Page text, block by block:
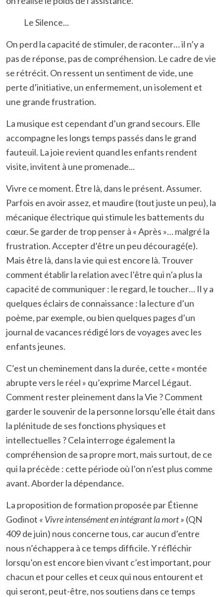
Le Silence...
On perd la capacité de stimuler, de raconter… il n’y a
pas de réponse, pas de compréhension. Le cadre de vie
se rétrécit. On ressent un sentiment de vide, une
perte d’initiative, un enfermement, un isolement et
une grande frustration.
La musique est cependant d’un grand secours. Elle
accompagne les longs temps passés dans le grand
fauteuil. La joie revient quand les enfants rendent
visite, invitent à une promenade...
Vivre ce moment. Être là, dans le présent. Assumer.
Parfois en avoir assez, et maudire (tout juste un peu), la
mécanique électrique qui stimule les battements du
cœur. Se garder de trop penser à « Après »… malgré la
frustration. Accepter d’être un peu découragé(e).
Mais être là, dans la vie qui est encore là. Trouver
comment établir la relation avec l’être qui n’a plus la
capacité de communiquer : le regard, le toucher… Il y a
quelques éclairs de connaissance : la lecture d’un
poème, par exemple, ou bien quelques pages d’un
journal de vacances rédigé lors de voyages avec les
enfants jeunes.
C’est un cheminement dans la durée, cette « montée
abrupte vers le réel » qu’exprime Marcel Légaut.
Comment rester pleinement dans la Vie ? Comment
garder le souvenir de la personne lorsqu’elle était dans
la plénitude de ses fonctions physiques et
intellectuelles ? Cela interroge également la
compréhension de sa propre mort, mais surtout, de ce
qui la précède : cette période où l’on n’est plus comme
avant. Aborder la dépendance.
La proposition de formation proposée par Étienne
Godinot « Vivre intensément en intégrant la mort » (QN
409 de juin) nous concerne tous, car aucun d’entre
nous n’échappera à ce temps difficile. Y réfléchir
lorsqu’on est encore bien vivant c’est important, pour
chacun et pour celles et ceux qui nous entourent et
qui seront, peut-être, nos soutiens dans ce temps